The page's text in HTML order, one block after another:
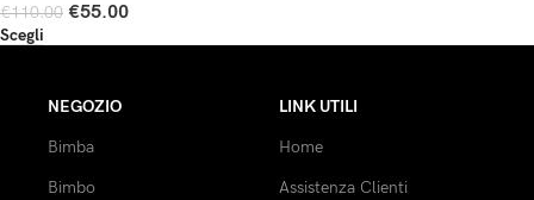
€110.00 €55.00
Scegli
NEGOZIO
Bimba
Bimbo
LINK UTILI
Home
Assistenza Clienti